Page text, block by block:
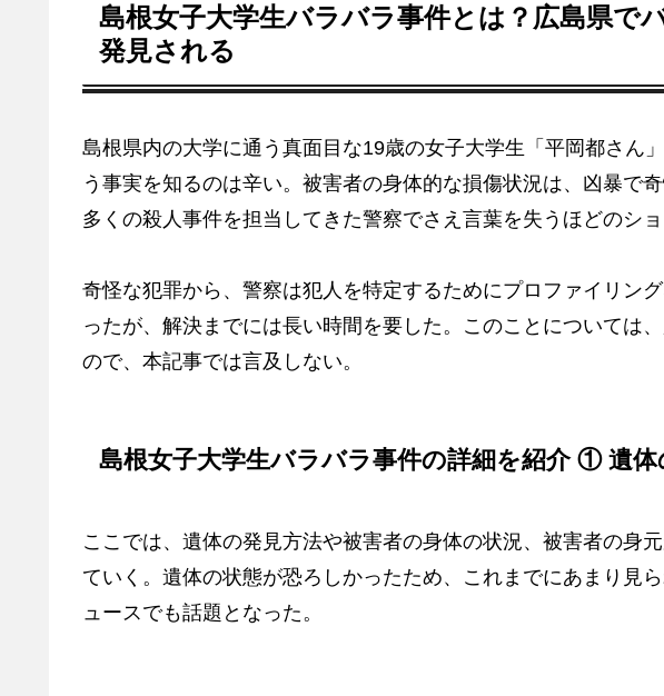
島根女子大学生バラバラ事件とは？広島県で
発見される
島根県内の大学に通う真面目な19歳の女子大学生「平岡都さん
う事実を知るのは辛い。被害者の身体的な損傷状況は、凶暴で
多くの殺人事件を担当してきた警察でさえ言葉を失うほどのショ
奇怪な犯罪から、警察は犯人を特定するためにプロファイリン
ったが、解決までには長い時間を要した。このことについては
ので、本記事では言及しない。
島根女子大学生バラバラ事件の詳細を紹介 ① 遺体
ここでは、遺体の発見方法や被害者の身体の状況、被害者の身
ていく。遺体の状態が恐ろしかったため、これまでにあまり見
ュースでも話題となった。